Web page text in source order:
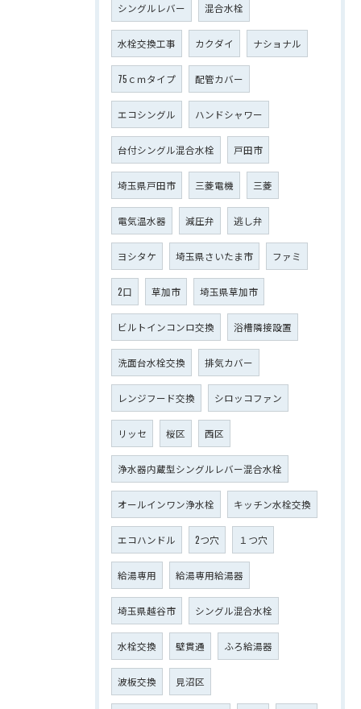
シングルレバー 混合水栓
水栓交換工事 カクダイ ナショナル
75ｃｍタイプ 配管カバー
エコシングル ハンドシャワー
台付シングル混合水栓 戸田市
埼玉県戸田市 三菱電機 三菱
電気温水器 減圧弁 逃し弁
ヨシタケ 埼玉県さいたま市 ファミ
2口 草加市 埼玉県草加市
ビルトインコンロ交換 浴槽隣接設置
洗面台水栓交換 排気カバー
レンジフード交換 シロッコファン
リッセ 桜区 西区
浄水器内蔵型シングルレバー混合水栓
オールインワン浄水栓 キッチン水栓交換
エコハンドル 2つ穴 １つ穴
給湯専用 給湯専用給湯器
埼玉県越谷市 シングル混合水栓
水栓交換 壁貫通 ふろ給湯器
波板交換 見沼区